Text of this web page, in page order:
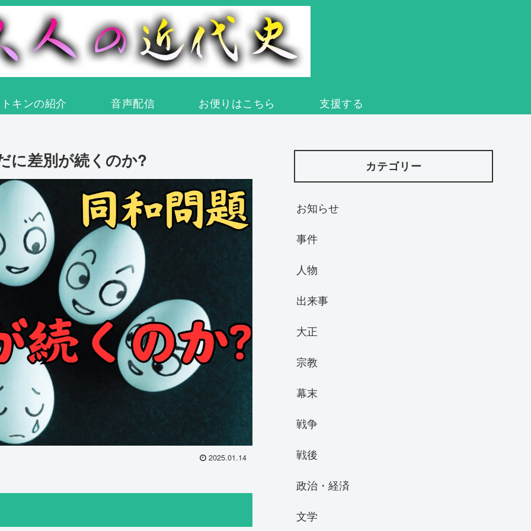
キンの紹介 音声配信 お便りはこちら 支援する
に差別が続くのか?
2025.01.14
カテゴリー
お知らせ
事件
人物
出来事
大正
宗教
幕末
戦争
戦後
政治・経済
文学